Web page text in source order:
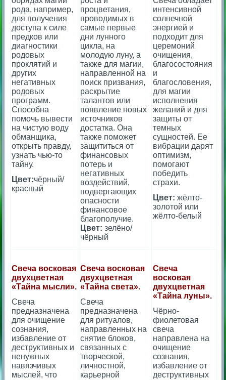
рода, например,
для получения
доступа к силе
предков или
диагностики
родовых
проклятий и
других
негативных
родовых
программ.
Способна
помочь вывести
на чистую воду
обманщика,
открыть правду,
узнать чью-то
тайну.
Цвет:чёрный/
красный
процветания,
проводимых в
самые первые
дни лунного
цикла, на
молодую луну, а
также для магии,
направленной на
поиск призвания,
раскрытие
талантов или
появление новых
источников
достатка. Она
также поможет
защититься от
финансовых
потерь и
негативных
воздействий,
подвергающих
опасности
финансовое
благополучие.
Цвет:зелёно/
чёрный
интенсивной
солнечной
энергией и
подходит для
церемоний
очищения,
благосостояния
и
благословения,
для магии
исполнения
желаний и для
защиты от
темных
сущностей. Ее
вибрации дарят
оптимизм,
помогают
победить
страхи.
Цвет: жёлто-
золотой или
жёлто-белый
Свеча восковая
двухцветная
«Тайна мысли».
Свеча
предназначена
для очищение
сознания,
избавление от
деструктивных и
ненужных
навязчивых
мыслей, что
Свеча восковая
двухцветная
«Тайна света».
Свеча
предназначена
для ритуалов,
направленных на
снятие блоков,
связанных с
творческой,
личностной,
карьерной
Свеча
восковая
двухцветная
«Тайна луны».
Чёрно-
фиолетовая
свеча
направлена на
очищение
сознания,
избавление от
деструктивных